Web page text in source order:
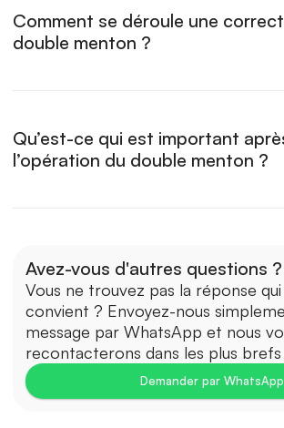
Comment se déroule une
double menton ?
Qu’est-ce qui est important
l’opération du double menton ?
Avez-vous d'autres questions ?
Vous ne trouvez pas la réponse qui
convient ? Envoyez-nous
message par WhatsApp et nous
recontacterons dans les plus brefs
Demander par WhatsApp